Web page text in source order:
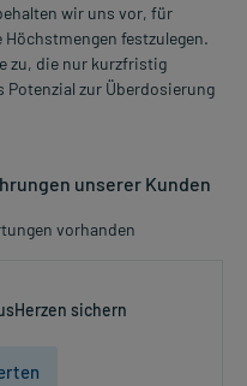
wir uns vor, für
festzulegen.
zu, die nur kurzfristig
Potenzial zur Überdosierung
unserer Kunden
vorhanden
sichern